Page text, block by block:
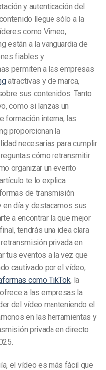
y autenticación del
llegue sólo a la
como Vimeo,
están a la vanguardia de
fiables y
permiten a las empresas
atractivas y de marca,
sus contenidos. Tanto
como si lanzas un
formación interna, las
proporcionan la
necesarias para cumplir
cómo retransmitir
organizar un evento
te lo explica.
de transmisión
día y destacamos sus
a encontrar la que mejor
tendrás una idea clara
privada en
tus eventos a la vez que
cautivado por el vídeo,
como TikTok, la
a las empresas la
del vídeo manteniendo el
en las herramientas y
privada en directo
el vídeo es más fácil que